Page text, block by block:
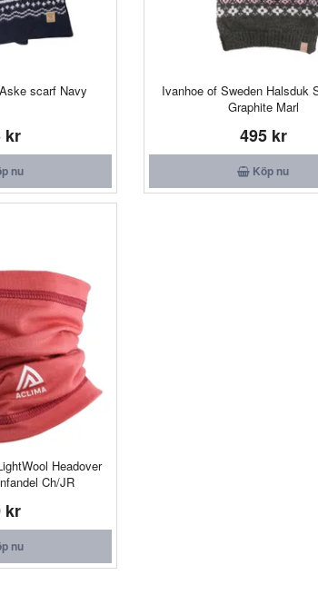
scarf Navy
kr
nu
Ivanhoe of Sweden Halsduk
Graphite Marl
495 kr
Köp nu
Headover
Ch/JR
kr
nu